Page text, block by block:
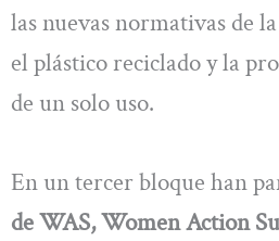
las nuevas normativas de
el plástico reciclado y la
de un solo uso.
En un tercer bloque han
de WAS, Women Action